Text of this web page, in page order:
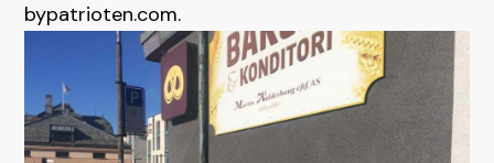
bypatrioten.com.